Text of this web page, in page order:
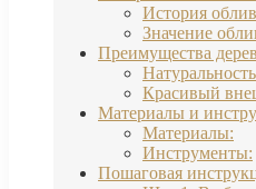
История
Значение
Преимущества
Красивый
Материалы и
Материалы:
Инструменты:
Пошаговая